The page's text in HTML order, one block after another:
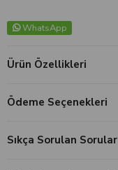
WhatsApp
Ürün Özellikleri
Ödeme Seçenekleri
Sıkça Sorulan Sorular